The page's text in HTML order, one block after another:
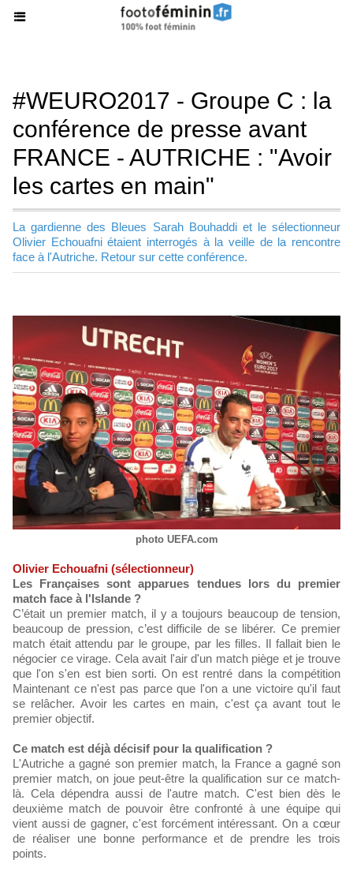
#WEURO2017 - Groupe C : la
conférence de presse avant
FRANCE - AUTRICHE : "Avoir
les cartes en main"
La gardienne des Bleues Sarah Bouhaddi et le sélectionneur
Olivier Echouafni étaient interrogés à la veille de la rencontre
face à l'Autriche. Retour sur cette conférence.
photo UEFA.com
Olivier Echouafni (sélectionneur)
Les Françaises sont apparues tendues lors du premier
match face à l'Islande ?
C’était un premier match, il y a toujours beaucoup de tension,
beaucoup de pression, c’est difficile de se libérer. Ce premier
match était attendu par le groupe, par les filles. Il fallait bien le
négocier ce virage. Cela avait l'air d'un match piège et je trouve
que l'on s'en est bien sorti. On est rentré dans la compétition
Maintenant ce n'est pas parce que l'on a une victoire qu'il faut
se relâcher. Avoir les cartes en main, c'est ça avant tout le
premier objectif.
Ce match est déjà décisif pour la qualification ?
L'Autriche a gagné son premier match, la France a gagné son
premier match, on joue peut-être la qualification sur ce match-
là. Cela dépendra aussi de l'autre match. C'est bien dès le
deuxième match de pouvoir être confronté à une équipe qui
vient aussi de gagner, c'est forcément intéressant. On a cœur
de réaliser une bonne performance et de prendre les trois
points.